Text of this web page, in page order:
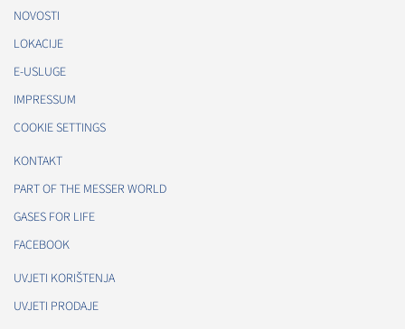
NOVOSTI
LOKACIJE
E-USLUGE
IMPRESSUM
COOKIE SETTINGS
KONTAKT
PART OF THE MESSER WORLD
GASES FOR LIFE
FACEBOOK
UVJETI KORIŠTENJA
UVJETI PRODAJE